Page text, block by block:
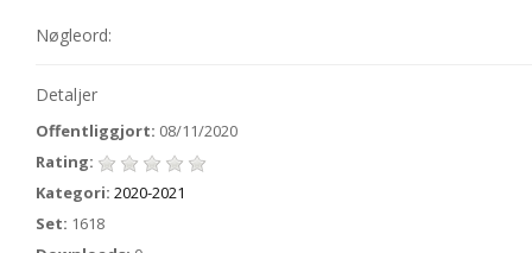
Nøgleord:
Detaljer
Offentliggjort: 08/11/2020
Rating:
Kategori: 2020-2021
Set: 1618